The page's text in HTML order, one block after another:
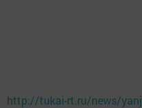
http://tukai-rt.ru/news/